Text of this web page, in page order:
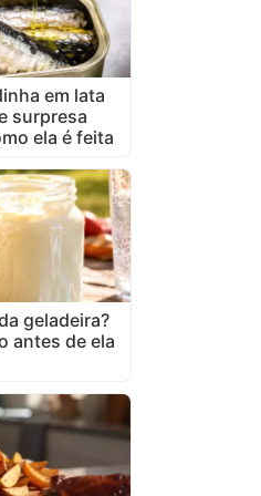
em lata
surpresa
ela é feita
geladeira?
antes de ela